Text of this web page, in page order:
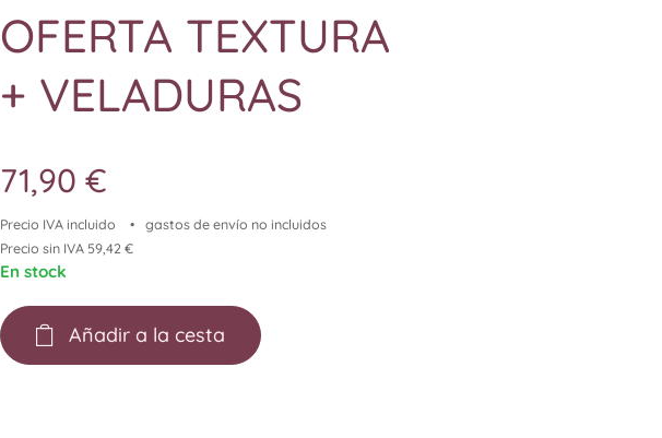
OFERTA TEXTURA
+ VELADURAS
71,90 €
Precio IVA incluido
gastos de envío no incluidos
Precio sin IVA 59,42 €
En stock
Añadir a la cesta